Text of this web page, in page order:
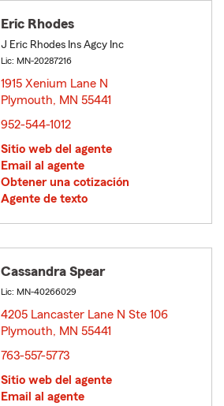
Eric Rhodes
J Eric Rhodes Ins Agcy Inc
Lic: MN-20287216
1915 Xenium Lane N
Plymouth, MN 55441
952-544-1012
Sitio web del agente
Email al agente
Obtener una cotización
Agente de texto
Cassandra Spear
Lic: MN-40266029
4205 Lancaster Lane N Ste 106
Plymouth, MN 55441
763-557-5773
Sitio web del agente
Email al agente